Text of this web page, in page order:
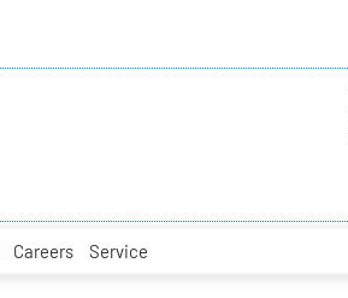
Careers Service